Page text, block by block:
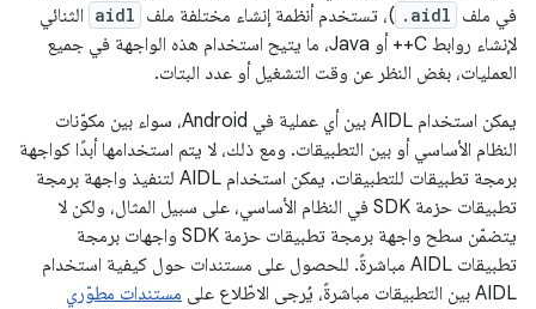
في ملف .aidl )، تستخدم أنظمة إنشاء مختلفة ملف aidl الثنائي
لإنشاء روابط C++ أو Java، ما يتيح استخدام هذه الواجهة في جميع
العمليات، بغض النظر عن وقت التشغيل أو عدد البتات.
يمكن استخدام AIDL بين أي عملية في Android، سواء بين مكوّنات
النظام الأساسي أو بين التطبيقات. ومع ذلك، لا يتم استخدامها أبدًا كواجهة
برمجة تطبيقات للتطبيقات. يمكن استخدام AIDL لتنفيذ واجهة برمجة
تطبيقات حزمة SDK في النظام الأساسي، على سبيل المثال، ولكن لا
يتضمّن سطح واجهة برمجة تطبيقات حزمة SDK واجهات برمجة
تطبيقات AIDL مباشرةً. للحصول على مستندات حول كيفية استخدام
AIDL بين التطبيقات مباشرةً، يُرجى الاطّلاع على
مستندات مطوّري